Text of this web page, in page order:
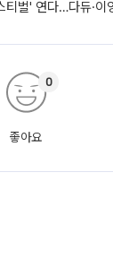
벌' 연다…다듀·이
좋아요
0